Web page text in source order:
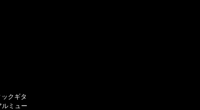
クギタ
ルミュー